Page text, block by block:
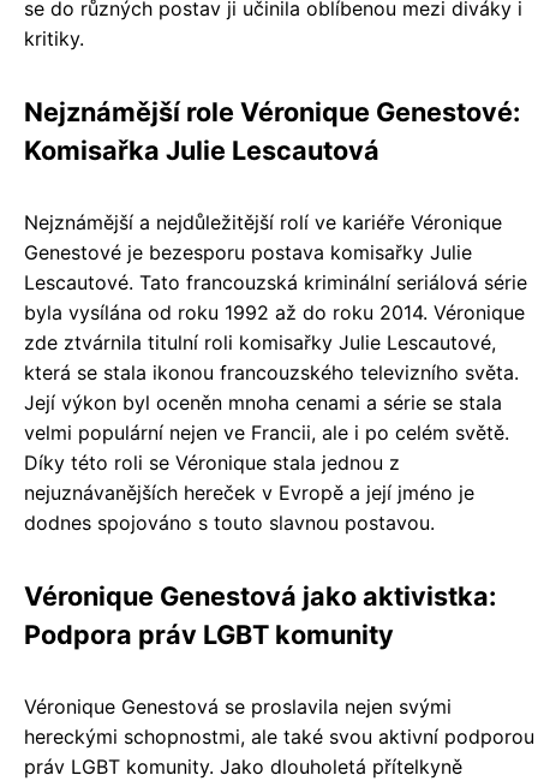
se do různých postav ji učinila oblíbenou mezi diváky i
kritiky.
Nejznámější role Véronique Genestové:
Komisařka Julie Lescautová
Nejznámější a nejdůležitější rolí ve kariéře Véronique
Genestové je bezesporu postava komisařky Julie
Lescautové. Tato francouzská kriminální seriálová série
byla vysílána od roku 1992 až do roku 2014. Véronique
zde ztvárnila titulní roli komisařky Julie Lescautové,
která se stala ikonou francouzského televizního světa.
Její výkon byl oceněn mnoha cenami a série se stala
velmi populární nejen ve Francii, ale i po celém světě.
Díky této roli se Véronique stala jednou z
nejuznávanějších hereček v Evropě a její jméno je
dodnes spojováno s touto slavnou postavou.
Véronique Genestová jako aktivistka:
Podpora práv LGBT komunity
Véronique Genestová se proslavila nejen svými
hereckými schopnostmi, ale také svou aktivní podporou
práv LGBT komunity. Jako dlouholetá přítelkyně